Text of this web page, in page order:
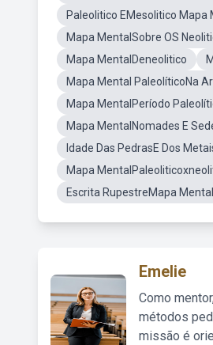
Paleolitico EMesolitico Mapa
Mapa MentalSobre OS
Mapa MentalDeneolitico
Mapa Mental PaleolíticoNa
Mapa MentalPeríodo
Mapa MentalNomades E
Idade Das PedrasE Dos
Mapa
Escrita RupestreMapa Mental
Emelie
Como
métodos
missão é